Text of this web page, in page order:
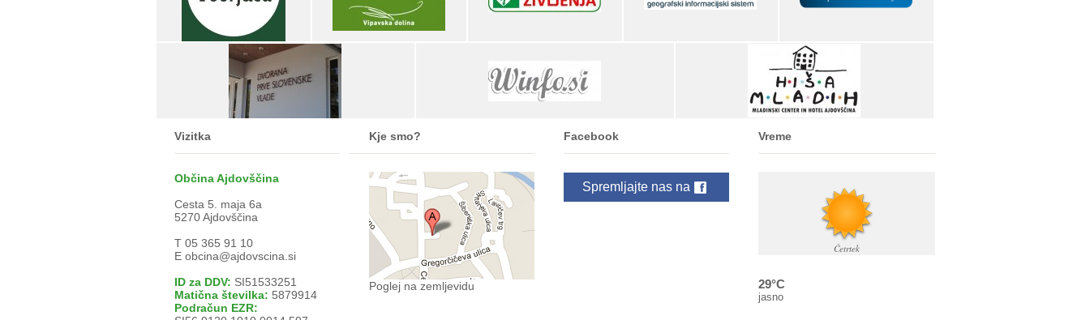
Vizitka
Občina Ajdovščina
Cesta 5. maja 6a
5270 Ajdovščina
T 05 365 91 10
E obcina@ajdovscina.si
ID za DDV: SI51533251
Matična številka: 5879914
Podračun EZR:
Kje smo?
Poglej na zemljevidu
Facebook
Spremljajte nas na
Vreme
Četrtek
29°C
jasno